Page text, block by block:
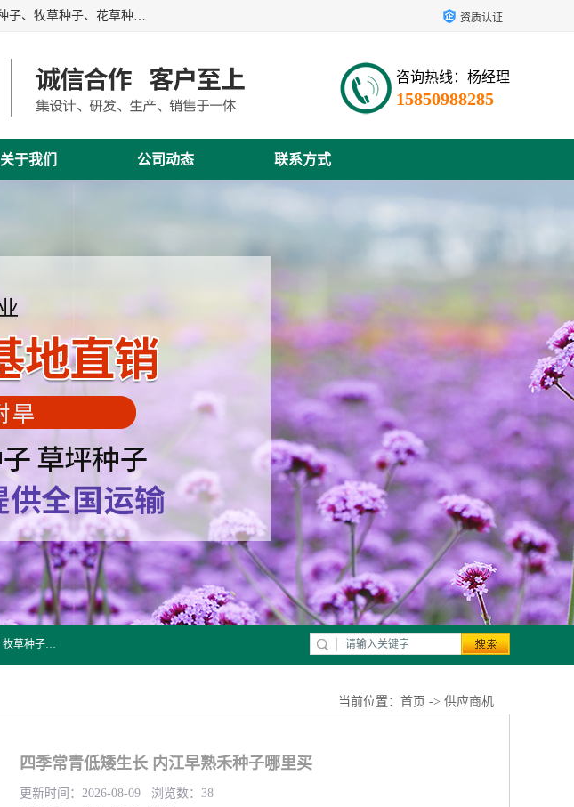
江苏野春种业有限公司是一家种子批发企业，位于沭阳县刘集镇南岗庄村杨东组159号，主要经营草坪种子、牧草种子、花草种子、复绿草种、绿化草籽、护坡草籽、绿肥种子、灌木种子、黑麦草种子、高羊茅种子、早熟禾种子、狗牙根种子、剪股颖种子等。 资质认证
咨询热线：杨经理
15850988285
关于我们 公司动态 联系方式
江苏野春种业有限公司是一家种子批发企业，位于沭阳县刘集镇南岗庄村杨东组159号，主要经营草坪种子、牧草种子、花草种子、复绿草种、绿化草籽、护坡草籽、绿肥种子、灌木种子、黑麦草种子、高羊茅种子、早熟禾种子、狗牙根种子、剪股颖种子等。
当前位置： 首页 -> 供应商机
四季常青低矮生长 内江早熟禾种子哪里买
更新时间：2026-08-09 浏览数：38